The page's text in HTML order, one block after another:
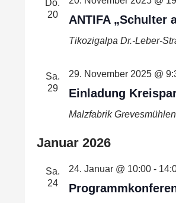
Do.
20
ANTIFA „Schulter
Tikozigalpa Dr.-Leber-
Sa.
29
Einladung
29. November 2025 @
Malzfabrik Grevesmühlen
Januar 2026
Sa.
24
24. Januar @ 10:00-